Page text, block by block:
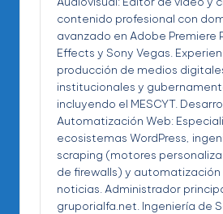
contenido profesional con
avanzado en Adobe Premiere
Effects y Sony Vegas.
producción de medios
institucionales y
incluyendo el MESCYT.
Automatización Web:
ecosistemas WordPress,
scraping (motores
de firewalls) y
noticias. Administrador
gruporialfa.net. Ingeniería de